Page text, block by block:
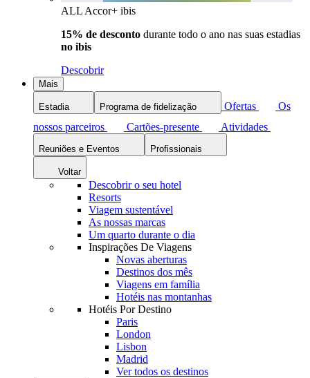
ALL Accor+ ibis
15% de desconto durante todo o ano nas suas estadias
no ibis
Descobrir
Mais
Estadia Programa de fidelização Ofertas
Os
nossos parceiros
Cartões-presente Atividades
Reuniões e Eventos Profissionais
Voltar
Descobrir o seu hotel
Resorts
Viagem sustentável
As nossas marcas
Um quarto durante o dia
Inspirações De Viagens
Novas aberturas
Destinos dos mês
Viagens em família
Hotéis nas montanhas
Hotéis Por Destino
Paris
London
Lisbon
Madrid
Ver todos os destinos